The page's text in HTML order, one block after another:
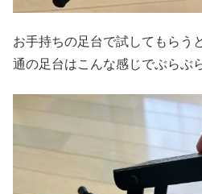
お手持ちの足台で試してもらう
通の足台はこんな感じでぶらぶ